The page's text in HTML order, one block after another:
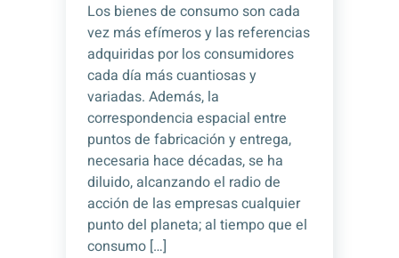
Los bienes de consumo son cada
vez más efímeros y las referencias
adquiridas por los consumidores
cada día más cuantiosas y
variadas. Además, la
correspondencia espacial entre
puntos de fabricación y entrega,
necesaria hace décadas, se ha
diluido, alcanzando el radio de
acción de las empresas cualquier
punto del planeta; al tiempo que el
consumo […]